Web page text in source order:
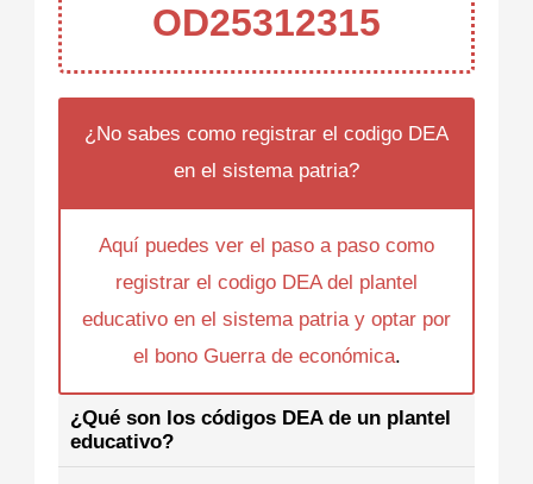
OD25312315
¿No sabes como registrar el codigo DEA
en el sistema patria?
Aquí puedes ver el paso a paso como
registrar el codigo DEA del plantel
educativo en el sistema patria y optar por
el bono Guerra de económica.
¿Qué son los códigos DEA de un plantel
educativo?